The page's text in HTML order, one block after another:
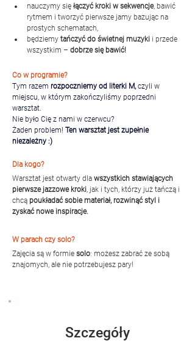
nauczymy się łączyć kroki w sekwencje, bawić
rytmem i tworzyć pierwsze jamy bazując na
prostych schematach,
będziemy tańczyć do świetnej muzyki i przede
wszystkim – dobrze się bawić!
Co w programie?
Tym razem rozpoczniemy od literki M, czyli w
miejscu, w którym zakończyliśmy poprzedni
warsztat.
Nie było Cię z nami w czerwcu?
Żaden problem! Ten warsztat jest zupełnie
niezależny :)
Dla kogo?
Warsztat jest otwarty dla wszystkich stawiających
pierwsze jazzowe kroki, jak i tych, którzy już tańczą i
chcą poukładać sobie materiał, rozwinąć styl i
zyskać nowe inspiracje.
W parach czy solo?
Zajęcia są w formie solo: możesz zabrać ze sobą
znajomych, ale nie potrzebujesz pary!
Szczegóły